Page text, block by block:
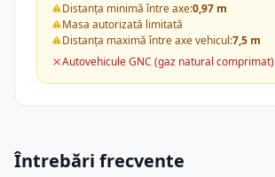
Distanța minimă între axe:0,97 m
Masa autorizată limitată
Distanța maximă între axe vehicul:7,5 m
Autovehicule GNC (gaz natural comprimat)
Întrebări frecvente